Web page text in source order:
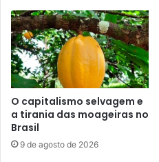
O capitalismo selvagem e
a tirania das moageiras no
Brasil
9 de agosto de 2026